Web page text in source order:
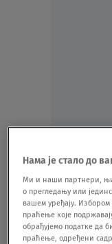
Нама је стало до
Ми и наши партнери,
о прегледању или
вашем уређају. Избором
праћење које
обрађујемо податке да
праћење, одређени